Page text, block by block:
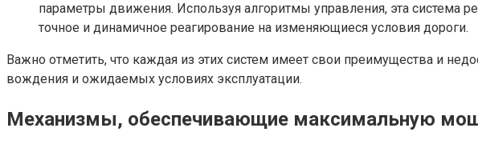
параметры движения. Используя алгоритмы управления, эта система
точное и динамичное реагирование на изменяющиеся условия дороги.
Важно отметить, что каждая из этих систем имеет свои преимущества и
вождения и ожидаемых условиях эксплуатации.
Механизмы, обеспечивающие максимальную